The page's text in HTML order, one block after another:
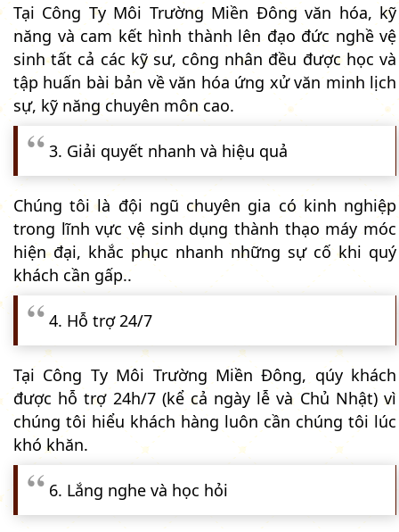
Tại Công Ty Môi Trường Miền Đông văn hóa, kỹ
năng và cam kết hình thành lên đạo đức nghề vệ
sinh tất cả các kỹ sư, công nhân đều được học và
tập huấn bài bản về văn hóa ứng xử văn minh lịch
sự, kỹ năng chuyên môn cao.
3. Giải quyết nhanh và hiệu quả
Chúng tôi là đội ngũ chuyên gia có kinh nghiệp
trong lĩnh vực vệ sinh dụng thành thạo máy móc
hiện đại, khắc phục nhanh những sự cố khi quý
khách cần gấp..
4. Hỗ trợ 24/7
Tại Công Ty Môi Trường Miền Đông, qúy khách
được hỗ trợ 24h/7 (kể cả ngày lễ và Chủ Nhật) vì
chúng tôi hiểu khách hàng luôn cần chúng tôi lúc
khó khăn.
6. Lắng nghe và học hỏi